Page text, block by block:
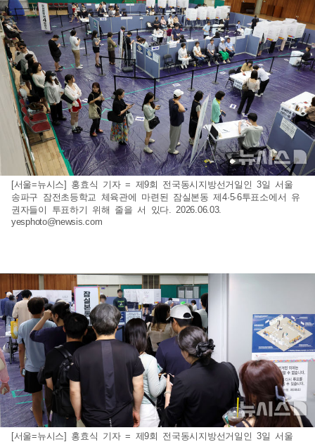
[서울=뉴시스] 홍효식 기자 = 제9회 전국동시지방선거일인 3일 서울
송파구 잠전초등학교 체육관에 마련된 잠실본동 제4·5·6투표소에서 유
권자들이 투표하기 위해 줄을 서 있다. 2026.06.03.
yesphoto@newsis.com
[서울=뉴시스] 홍효식 기자 = 제9회 전국동시지방선거일인 3일 서울